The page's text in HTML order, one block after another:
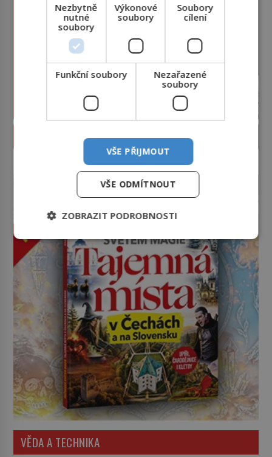
PROLISTOVAT ČASOPIS
reklama
VĚDA A TECHNIKA
Nezbytně
nutné
soubory
Výkonové
soubory
Soubory
cílení
Funkční soubory
Nezařazené
soubory
VŠE PŘIJMOUT
VŠE ODMÍTNOUT
ZOBRAZIT PODROBNOSTI